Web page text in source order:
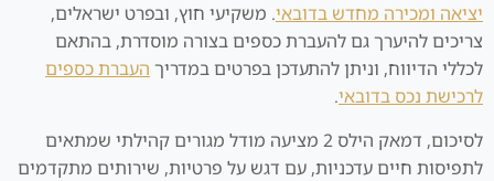
יציאה ומכירה מחדש בדובאי. משקיעי חוץ, ובפרט ישראלים,
צריכים להיערך גם להעברת כספים בצורה מוסדרת, בהתאם
לכללי הדיווח, וניתן להתעדכן בפרטים במדריך העברת כספים
לרכישת נכס בדובאי.
לסיכום, דמאק הילס 2 מציעה מודל מגורים קהילתי שמתאים
לתפיסות חיים עדכניות, עם דגש על פרטיות, שירותים מתקדמים